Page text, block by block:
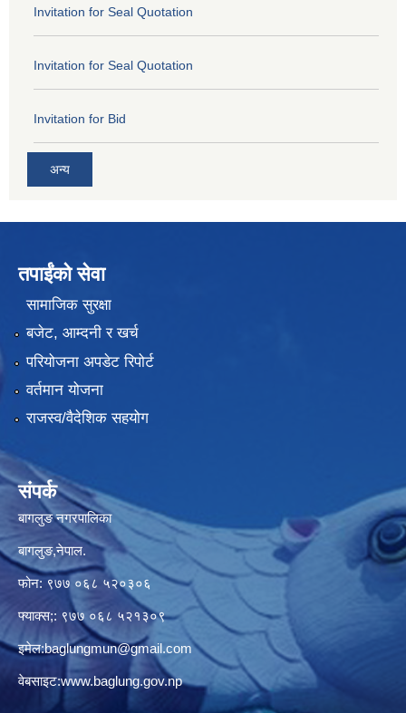
Invitation for Seal Quotation
Invitation for Seal Quotation
Invitation for Bid
अन्य
तपाईंको सेवा
सामाजिक सुरक्षा
बजेट, आम्दनी र खर्च
परियोजना अपडेट रिपोर्ट
वर्तमान योजना
राजस्व/वैदेशिक सहयोग
संपर्क
बागलुङ नगरपालिका
बागलुङ,नेपाल.
फोन: ९७७ ०६८ ५२०३०६
फ्याक्स;: ९७७ ०६८ ५२१३०९
इमेल:baglungmun@gmail.com
वेबसाइट:www.baglung.gov.np